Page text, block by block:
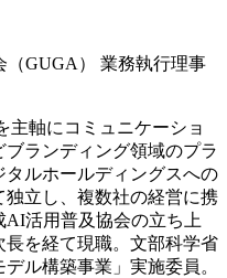
GUGA） 業務執行理事
主軸にコミュニケーショ
ランディング領域のプラ
ルホールディングスへの
立し、複数社の経営に携
AI活用普及協会の立ち上
を経て現職。文部科学省
ル構築事業」実施委員。